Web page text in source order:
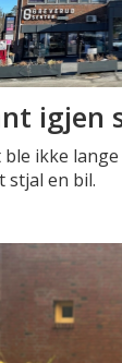
igjen
ble ikke
stjal en bil.